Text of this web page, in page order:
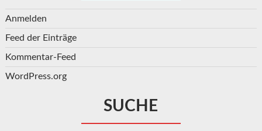
Anmelden
Feed der Einträge
Kommentar-Feed
WordPress.org
SUCHE